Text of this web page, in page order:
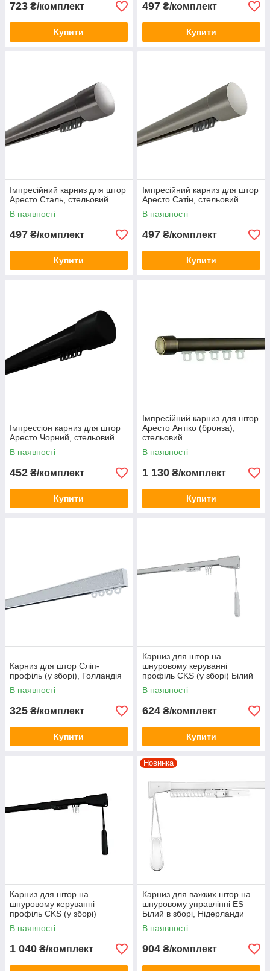
723 ₴/комплект
Купити
497 ₴/комплект
Купити
Імпресійний карниз для штор
Аресто Сталь, стельовий
В наявності
497 ₴/комплект
Купити
Імпресійний карниз для штор
Аресто Сатін, стельовий
В наявності
497 ₴/комплект
Купити
Імпрессіон карниз для штор
Аресто Чорний, стельовий
В наявності
452 ₴/комплект
Купити
Імпресійний карниз для штор
Аресто Антіко (бронза),
стельовий
В наявності
1 130 ₴/комплект
Купити
Карниз для штор Сліп-
профіль (у зборі), Голландія
В наявності
325 ₴/комплект
Купити
Карниз для штор на
шнуровому керуванні
профіль СKS (у зборі) Білий
В наявності
624 ₴/комплект
Купити
Карниз для штор на
шнуровому керуванні
профіль СKS (у зборі)
Чорний
В наявності
1 040 ₴/комплект
Новинка
Карниз для важких штор на
шнуровому управлінні ES
Білий в зборі, Нідерланди
В наявності
904 ₴/комплект